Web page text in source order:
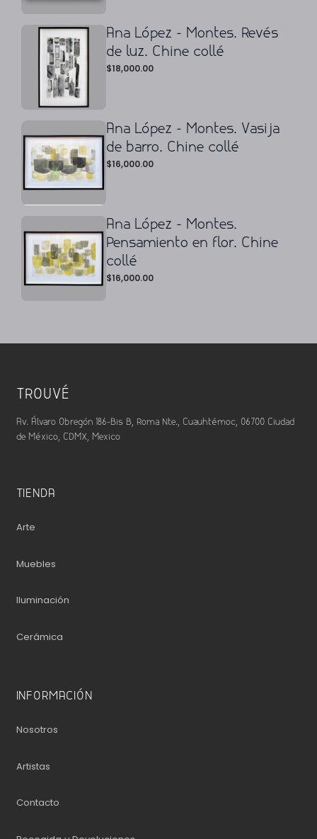
Ana López - Montes. Revés
de luz. Chine collé
$18,000.00
Ana López - Montes. Vasija
de barro. Chine collé
$16,000.00
Ana López - Montes.
Pensamiento en flor. Chine
collé
$16,000.00
TROUVÉ
Av. Álvaro Obregón 186-Bis B, Roma Nte., Cuauhtémoc, 06700 Ciudad
de México, CDMX, Mexico
TIENDA
Arte
Muebles
Iluminación
Cerámica
INFORMACIÓN
Nosotros
Artistas
Contacto